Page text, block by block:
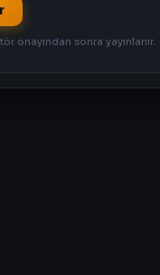
onayından sonra yayınlanır.